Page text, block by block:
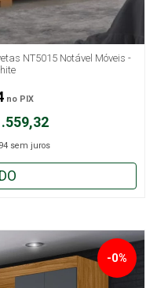
NT5015 Notável Móveis -
sem juros
no PIX
-0%